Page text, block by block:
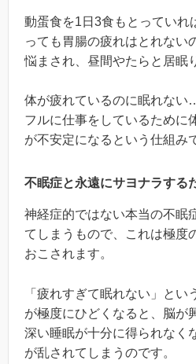
動蛋食を1日3食もとっていれ
っても胃腸の疲れはとれない
悩まされ、昼間やたらと居眠
体が疲れているのに眠れな
フルに仕事をしているため
が不安定になるという仕組み
不眠症と永遠にサヨナラする
神経症的ではない本当の不眠
てしまうもので、これは極度
おこされます。
「疲れすぎて眠れない」と
が極度にひどくなると、脳が
深い睡眠が十分に得られなく
が乱されてしまうのです。